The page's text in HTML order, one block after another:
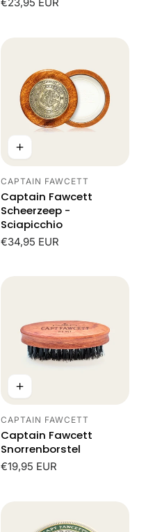
Normale
€23,95 EUR
Leverancier:
CAPTAIN FAWCETT
Captain Fawcett
Scheerzeep -
Sciapicchio
Normale
€34,95 EUR
Leverancier:
CAPTAIN FAWCETT
Captain Fawcett
Snorrenborstel
Normale
€19,95 EUR